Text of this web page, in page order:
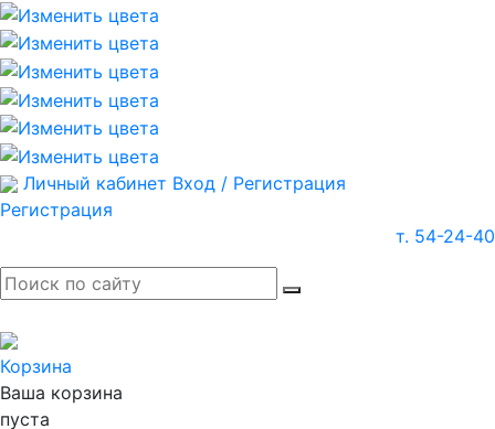
Личный кабинет Вход / Регистрация
Регистрация
т. 54-24-40
Корзина
Ваша корзина
пуста